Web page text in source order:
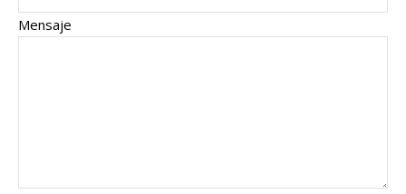
Mensaje